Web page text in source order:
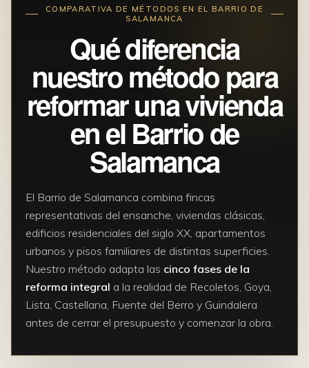
COMPARATIVA DE MÉTODOS EN EL BARRIO DE
SALAMANCA
Qué diferencia
nuestro método para
reformar una vivienda
en el Barrio de
Salamanca
El Barrio de Salamanca combina fincas
representativas del ensanche, viviendas clásicas,
edificios residenciales del siglo XX, apartamentos
urbanos y pisos familiares de distintas superficies.
Nuestro método adapta las cinco fases de la
reforma integral a la realidad de Recoletos, Goya,
Lista, Castellana, Fuente del Berro y Guindalera
antes de cerrar el presupuesto y comenzar la obra.